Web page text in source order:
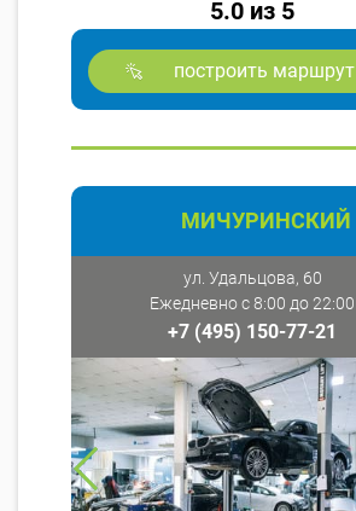
5.0 из 5
построить маршрут
МИЧУРИНСКИЙ
ул. Удальцова, 60
Ежедневно с 8:00 до 22:00
+7 (495) 150-77-21